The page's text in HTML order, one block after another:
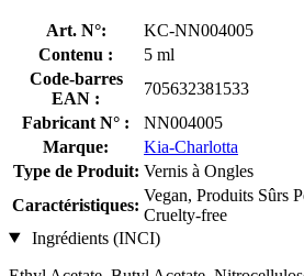
Art. N°:
KC-NN004005
Contenu :
5 ml
Code-barres
EAN :
705632381533
Fabricant N° :
NN004005
Marque:
Kia-Charlotta
Type de Produit: Vernis à Ongles
Caractéristiques:
Vegan, Produits Sûrs
Cruelty-free
Ingrédients (INCI)